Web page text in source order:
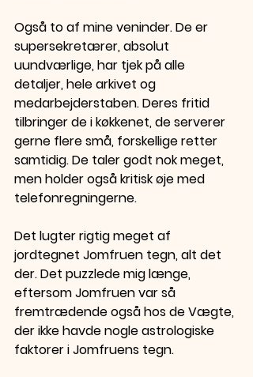
Også to af mine veninder. De er
supersekretærer, absolut
uundværlige, har tjek på alle
detaljer, hele arkivet og
medarbejderstaben. Deres fritid
tilbringer de i køkkenet, de serverer
gerne flere små, forskellige retter
samtidig. De taler godt nok meget,
men holder også kritisk øje med
telefonregningerne.
Det lugter rigtig meget af
jordtegnet Jomfruen tegn, alt det
der. Det puzzlede mig længe,
eftersom Jomfruen var så
fremtrædende også hos de Vægte,
der ikke havde nogle astrologiske
faktorer i Jomfruens tegn.